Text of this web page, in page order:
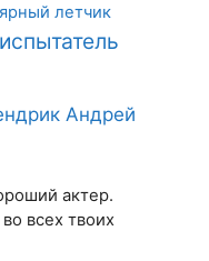
летчик
Андрей
актер.
всех твоих